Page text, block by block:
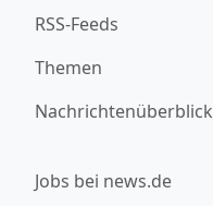
RSS-Feeds
Themen
Nachrichtenüberblick
Jobs bei news.de